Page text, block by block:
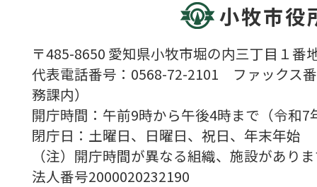
小牧市役
〒485-8650 愛知県小牧市堀の内三丁目１番
代表電話番号：0568-72-2101 ファックス
務課内）
開庁時間：午前9時から午後4時まで（令
閉庁日：土曜日、日曜日、祝日、年末年始
（注）開庁時間が異なる組織、施設があり
法人番号2000020232190